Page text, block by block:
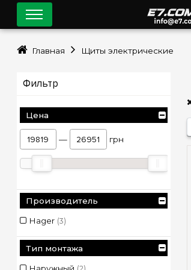
Фильтр
Цена
— грн
Производитель
Hager (3)
Тип монтажа
Наружный
Главная Щиты электрические